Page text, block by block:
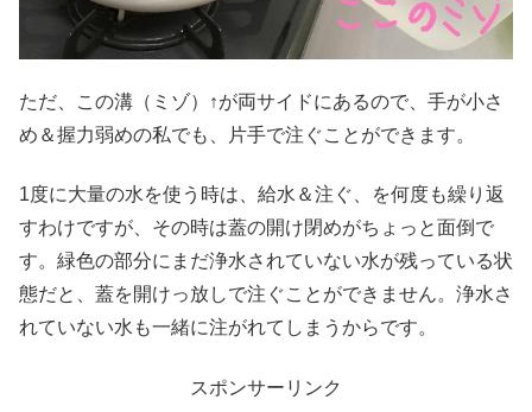
ただ、この溝（ミゾ）↑が両サイドにあるので、手が小さ
め＆握力弱めの私でも、片手で注ぐことができます。
1度に大量の水を使う時は、給水＆注ぐ、を何度も繰り返
すわけですが、その時は蓋の開け閉めがちょっと面倒で
す。緑色の部分にまだ浄水されていない水が残っている状
態だと、蓋を開けっ放しで注ぐことができません。浄水さ
れていない水も一緒に注がれてしまうからです。
スポンサーリンク